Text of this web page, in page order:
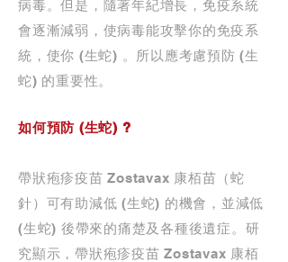
病毒。但是，隨著年紀增長，免疫系統
會逐漸減弱，使病毒能攻擊你的免疫系
統，使你 (生蛇) 。所以應考慮預防 (生
蛇) 的重要性。
如何預防 (生蛇) ?
帶狀疱疹疫苗 Zostavax 康栢苗（蛇
針）可有助減低 (生蛇) 的機會，並減低
(生蛇) 後帶來的痛楚及各種後遺症。研
究顯示，帶狀疱疹疫苗 Zostavax 康栢